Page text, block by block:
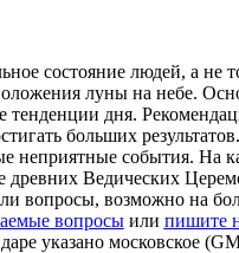
состояние людей, а не
луны на небе.
тенденции дня.
больших
события. На
древних Ведических
вопросы, возможно на
вопросыили пишите
указано московское